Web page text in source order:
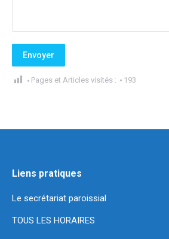
Pages et Articles visités : 193
Liens pratiques
Le secrétariat paroissial
TOUS LES HORAIRES